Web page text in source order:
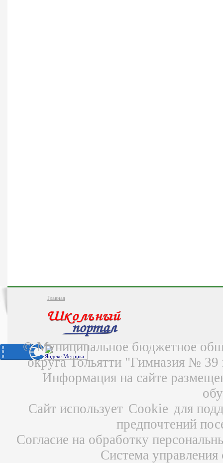
Главная
© Муниципальное бюджетное
округа Тольятти "Гимназия №
Информация на сайте
Сайт использует Cookie для
предпочтений
Согласие на обработку
Система